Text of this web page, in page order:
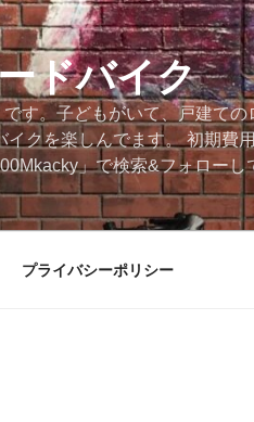
ドバイク
す。子どもがいて、戸建て
クを楽しんでます。 初期費
」で検索&フォローし
プライバシーポリシー